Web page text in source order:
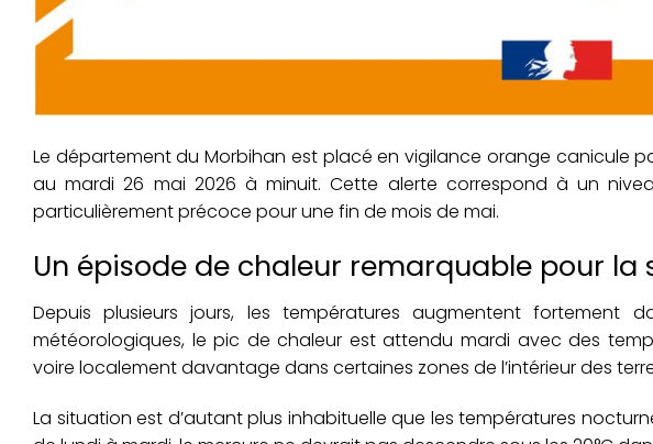
Le département duMorbihan est placé en vigilance orange canicule
au mardi 26 mai 2026 à minuit. Cette alerte correspond à un
particulièrement précoce pour une fin de mois de mai.
Un épisode de chaleur remarquable pour la
Depuis plusieurs jours, les températures augmentent fortement
météorologiques, le pic de chaleur est attendu mardi avec des
voire localement davantage dans certaines zones de l’intérieur des
La situation est d’autant plus inhabituelle que les températures